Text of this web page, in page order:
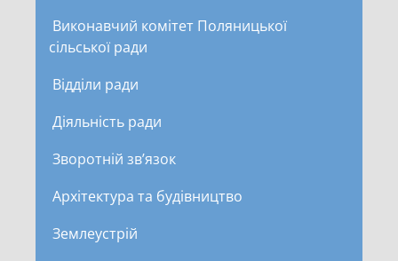
Виконавчий комітет Поляницької
сільської ради
Відділи ради
Діяльність ради
Зворотній зв’язок
Архітектура та будівництво
Землеустрій